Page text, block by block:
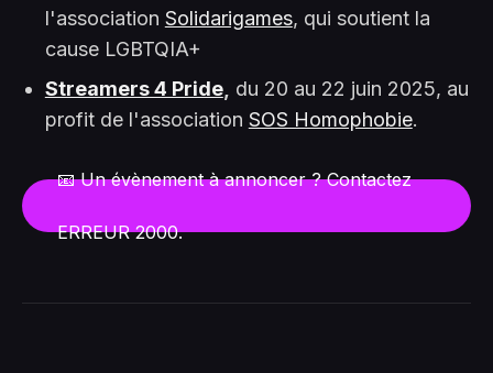
l'association Solidarigames, qui soutient la
cause LGBTQIA+
Streamers 4 Pride, du 20 au 22 juin 2025, au
profit de l'association SOS Homophobie.
📧 Un évènement à annoncer ? Contactez
ERREUR 2000.